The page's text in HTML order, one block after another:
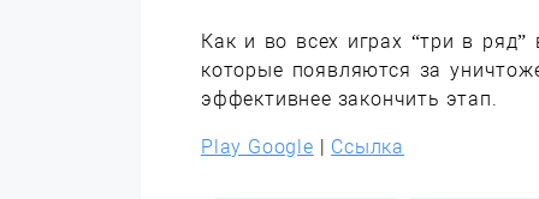
Как и во всех играх “три в
которые появляются за
эффективнее закончить этап.
Play Google | Ссылка